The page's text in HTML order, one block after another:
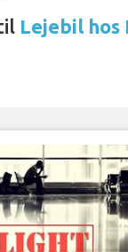
Lejebil